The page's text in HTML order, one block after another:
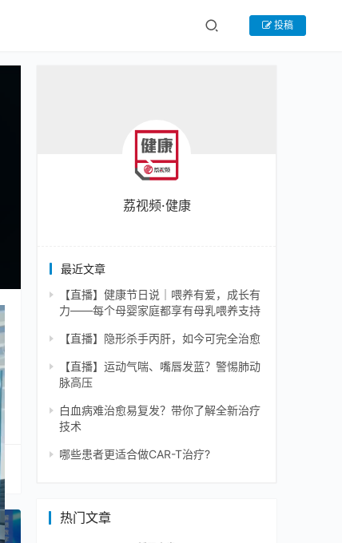
投稿
荔视频·健康
最近文章
【直播】健康节日说｜喂养有爱，成长有
力——每个母婴家庭都享有母乳喂养支持
【直播】隐形杀手丙肝，如今可完全治愈
【直播】运动气喘、嘴唇发蓝？警惕肺动
脉高压
白血病难治愈易复发？带你了解全新治疗
技术
哪些患者更适合做CAR-T治疗?
热门文章